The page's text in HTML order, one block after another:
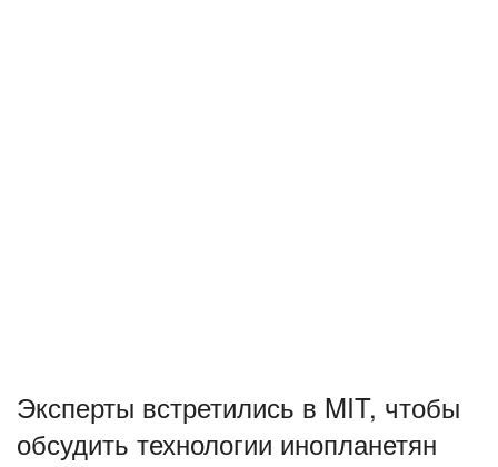
Эксперты встретились в MIT, чтобы
обсудить технологии инопланетян